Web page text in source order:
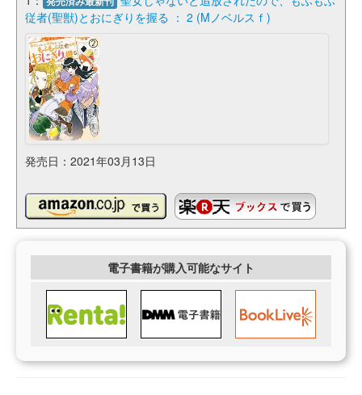
従者(聖獣)とおにぎりを握る ： 2 (Mノベルスｆ)
発売日：2021年03月13日
電子書籍が購入可能なサイト